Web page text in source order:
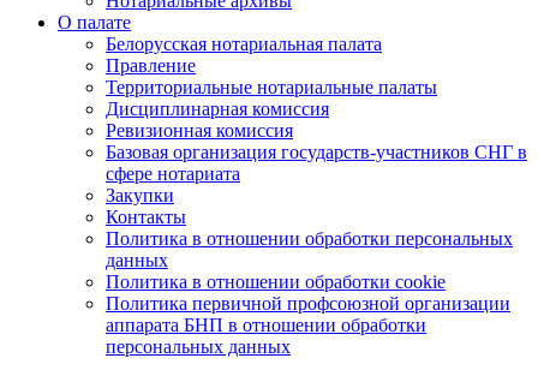
О палате
Белорусская нотариальная палата
Правление
Территориальные нотариальные палаты
Дисциплинарная комиссия
Ревизионная комиссия
Базовая организация государств-участников СНГ в
сфере нотариата
Закупки
Контакты
Политика в отношении обработки персональных
данных
Политика в отношении обработки cookie
Политика первичной профсоюзной организации
аппарата БНП в отношении обработки
персональных данных